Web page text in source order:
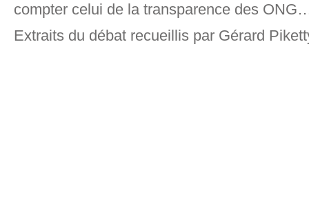
compter celui de la transparence des
Extraits du débat recueillis par Gérard